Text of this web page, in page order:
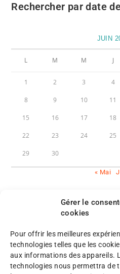
Gérer le
cookies
Pour offrir les meilleures
technologies telles que les
aux informations des appareils.
technologies nous permettra de
Rechercher par date
JUIN
L M M J
1 2 3 4
8 9 10 11
15 16 17 18
22 23 24 25
29 30
« Mai
©
M
e
n
t
P